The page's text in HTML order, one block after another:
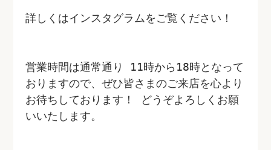
詳しくはインスタグラムをご覧ください！
営業時間は通常通り 11時から18時となって
おりますので、ぜひ皆さまのご来店を心より
お待ちしております！ どうぞよろしくお願
いいたします。